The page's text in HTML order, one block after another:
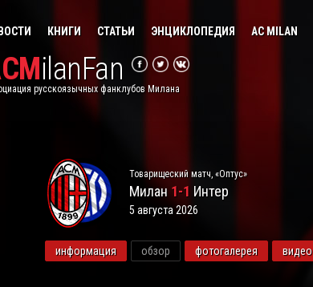
КНИГИ СТАТЬИ ЭНЦИКЛОПЕДИЯ AC MILAN
ilanFan
русскоязычных фанклубов Милана
Товарищеский матч, «Оптус»
Милан 1-1 Интер
5 августа 2026
информация обзор фотогалерея видео